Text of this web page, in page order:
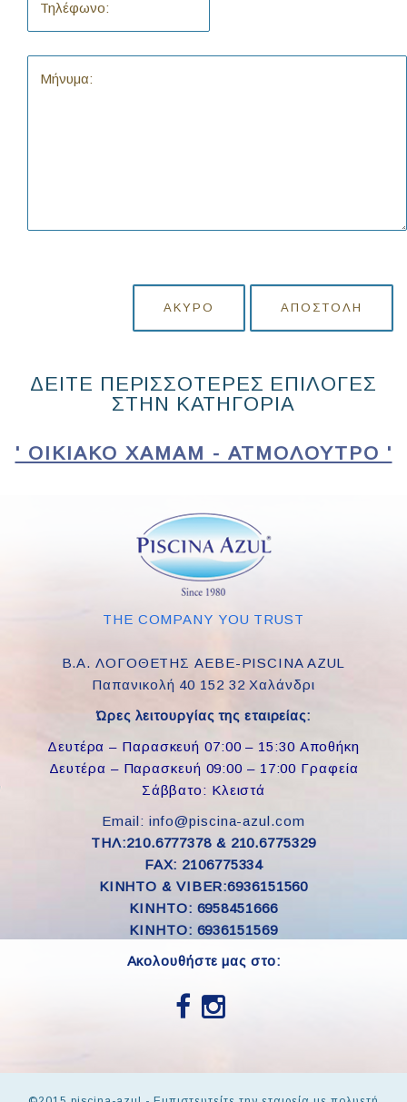
ΆΚΥΡΟ ΑΠΟΣΤΟΛΉ
ΔΕΙΤΕ ΠΕΡΙΣΣΟΤΕΡΕΣ ΕΠΙΛΟΓΕΣ
ΣΤΗΝ ΚΑΤΗΓΟΡΙΑ
' ΟΙΚΙΑΚΌ ΧΑΜΆΜ - ΑΤΜΌΛΟΥΤΡΟ '
THE COMPANY YOU TRUST
Β.Α. ΛΟΓΟΘΕΤΗΣ ΑΕΒΕ-PISCINA AZUL
Παπανικολή 40 152 32 Χαλάνδρι
Ώρες λειτουργίας της εταιρείας:
Δευτέρα – Παρασκευή 07:00 – 15:30 Αποθήκη
Δευτέρα – Παρασκευή 09:00 – 17:00 Γραφεία
Σάββατο: Κλειστά
Email: info@piscina-azul.com
ΤΗΛ:210.6777378 & 210.6775329
FAX: 2106775334
ΚΙΝΗΤΟ & VIBER:6936151560
KINHTO: 6958451666
KINHTO: 6936151569
Ακολουθήστε μας στο: